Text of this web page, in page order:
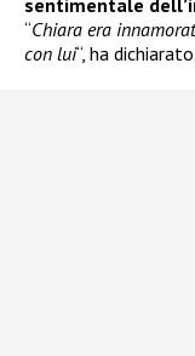
sentimentale
“Chiara era
con lui“, ha dichiarato.